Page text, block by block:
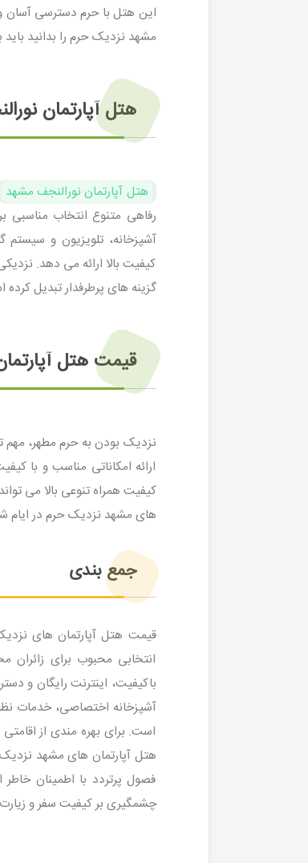
این هتل با حرم دسترسی آسان
مشهد نزدیک حرم را بدانید
هتل آپارتمان
هتل آپارتمان نورالنجف مشهد
رفاهی متنوع انتخاب مناسبی
آشپزخانه، تلویزیون و
کیفیت بالا ارائه می‌ دهد.
گزینه‌ های پرطرفدار تبدیل
قیمت هتل
نزدیک بودن به حرم مطهر،
ارائه امکاناتی مناسب و با
کیفیت همراه تنوعی بالا می
های مشهد نزدیک حرم در ایام شلوغی، 2 هفته پیش از سفر اقدامات لازم برای رزرو هتل مشهد یا
جمع‌ بندی
قیمت هتل آپارتمان‌ های
انتخابی محبوب برای زائران
باکیفیت، اینترنت رایگان و
آشپزخانه اختصاصی، خدمات
است. برای بهره‌ مندی از
هتل آپارتمان های مشهد نزدیک
فصول پرتردد با اطمینان
چشمگیری بر کیفیت سفر و